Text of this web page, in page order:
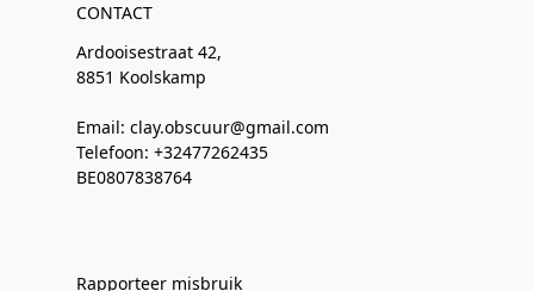
CONTACT
Ardooisestraat 42,
8851 Koolskamp
Email: clay.obscuur@gmail.com
Telefoon: +32477262435
BE0807838764
Rapporteer misbruik